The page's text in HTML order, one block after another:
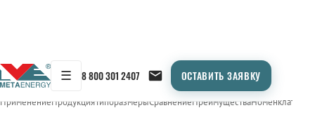
☰ 8 800 301 2407 ОСТАВИТЬ ЗАЯВКУ
← Продукция/ИЗОЛЯТОРЫ ЭПОКСИДНЫЕ (ИО, ИП, КИНН)
ПрименениеПродукцияТипоразмерыСравнениеПреимуществаНоменклатура